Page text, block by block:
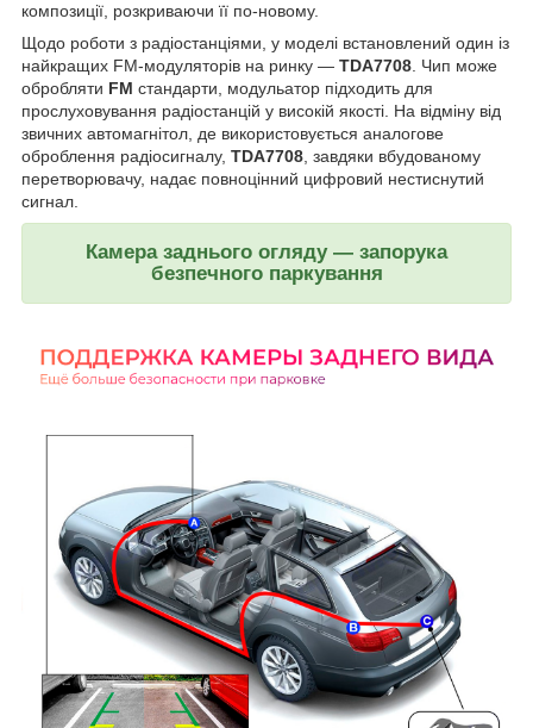
композиції, розкриваючи її по-новому.
Щодо роботи з радіостанціями, у моделі встановлений один із
найкращих FM-модуляторів на ринку — TDA7708. Чип може
обробляти FM стандарти, модульатор підходить для
прослуховування радіостанцій у високій якості. На відміну від
звичних автомагнітол, де використовується аналогове
оброблення радіосигналу, TDA7708, завдяки вбудованому
перетворювачу, надає повноцінний цифровий нестиснутий
сигнал.
Камера заднього огляду — запорука
безпечного паркування